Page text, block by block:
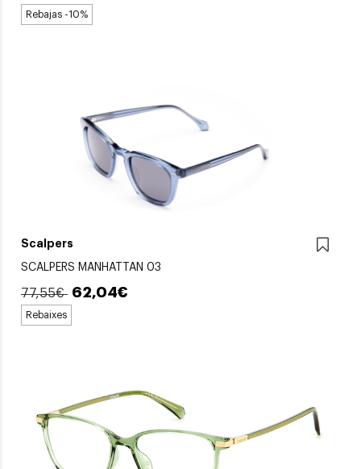
Rebajas -10%
Scalpers
SCALPERS MANHATTAN 03
77,55€ 62,04€
Rebaixes